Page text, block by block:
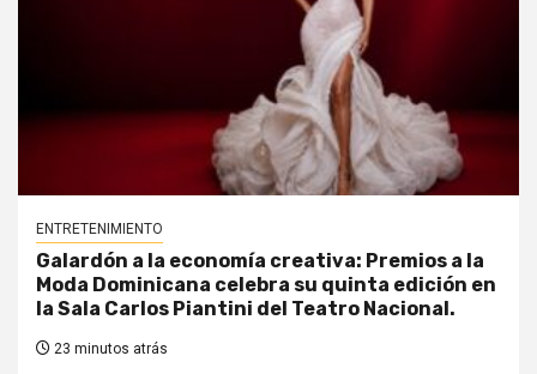
ENTRETENIMIENTO
Galardón a la economía creativa: Premios a la
Moda Dominicana celebra su quinta edición en
la Sala Carlos Piantini del Teatro Nacional.
23 minutos atrás